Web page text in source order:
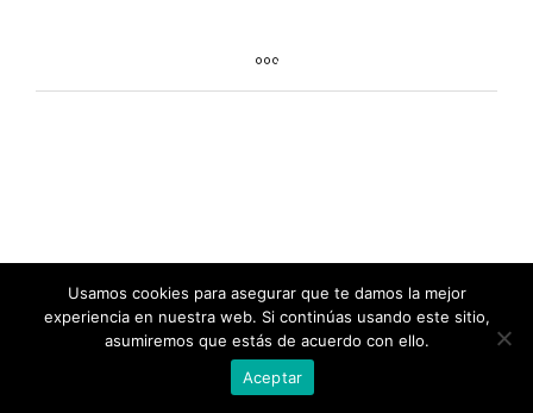
Usamos cookies para asegurar que te damos la mejor
experiencia en nuestra web. Si continúas usando este sitio,
asumiremos que estás de acuerdo con ello.
Aceptar